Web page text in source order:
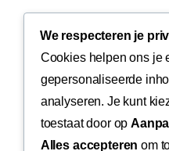
We respecteren je
Cookies helpen ons je
gepersonaliseerde
analyseren. Je kunt
toestaat door op
Alles accepteren om